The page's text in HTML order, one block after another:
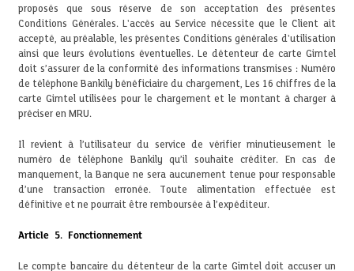
proposés que sous réserve de son acceptation des présentes
Conditions Générales. L'accès au Service nécessite que le Client ait
accepté, au préalable, les présentes Conditions générales d'utilisation
ainsi que leurs évolutions éventuelles. Le détenteur de carte Gimtel
doit s’assurer de la conformité des informations transmises : Numéro
de téléphone Bankily bénéficiaire du chargement, Les 16 chiffres de la
carte Gimtel utilisées pour le chargement et le montant à charger à
préciser en MRU.
Il revient à l’utilisateur du service de vérifier minutieusement le
numéro de téléphone Bankily qu’il souhaite créditer. En cas de
manquement, la Banque ne sera aucunement tenue pour responsable
d’une transaction erronée. Toute alimentation effectuée est
définitive et ne pourrait être remboursée à l’expéditeur.
Article 5. Fonctionnement
Le compte bancaire du détenteur de la carte Gimtel doit accuser un